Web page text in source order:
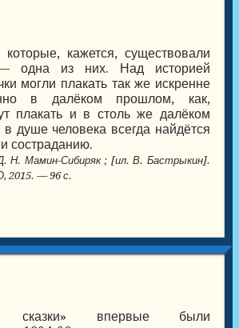
кажется, существовали
одна из них. Над историей
могли плакать так же искренне
в далёком прошлом, как,
плакать и в столь же далёком
душе человека всегда найдётся
состраданию.
Мамин-Сибиряк ; [ил. В. Бастрыкин].
2015. — 96 с.
сказки» впервые были